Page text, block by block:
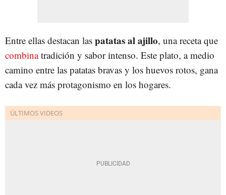
Entre ellas destacan las patatas al ajillo, una receta que
combinatradición y sabor intenso. Este plato, a medio
camino entre las patatas bravas y los huevos rotos, gana
cada vez más protagonismo en los hogares.